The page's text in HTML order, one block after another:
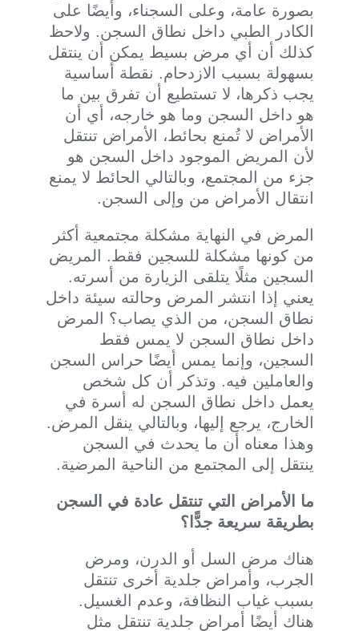
بصورة عامة، وعلى السجناء، وأيضًا على
الكادر الطبي داخل نطاق السجن. ولاحظ
كذلك أن أي مرض بسيط يمكن أن ينتقل
بسهولة بسبب الازدحام. نقطة أساسية
يجب ذكرها، لا تستطيع أن تفرق بين ما
هو داخل السجن وما هو خارجه، أي أن
الأمراض لا تُمنع بحائط، الأمراض تنتقل
لأن المريض الموجود داخل السجن هو
جزء من المجتمع، وبالتالي الحائط لا يمنع
انتقال الأمراض من وإلى السجن.
المرض في النهاية مشكلة مجتمعية أكثر
من كونها مشكلة للسجين فقط. المريض
السجين مثلًا يتلقى الزيارة من أسرته.
يعني إذا انتشر المرض وحالته سيئة داخل
نطاق السجن، من الذي يصاب؟ المرض
داخل نطاق السجن لا يمس فقط
السجين، وإنما يمس أيضًا حراس السجن
والعاملين فيه. وتذكر أن كل شخص
يعمل داخل نطاق السجن له أسرة في
الخارج، يرجع إليها، وبالتالي ينقل المرض.
وهذا معناه أن ما يحدث في السجن
ينتقل إلى المجتمع من الناحية المرضية.
ما الأمراض التي تنتقل عادة في السجن
بطريقة سريعة جدًّا؟
هناك مرض السل أو الدرن، ومرض
الجرب، وأمراض جلدية أخرى تنتقل
بسبب غياب النظافة، وعدم الغسيل.
هناك أيضًا أمراض جلدية تنتقل مثل